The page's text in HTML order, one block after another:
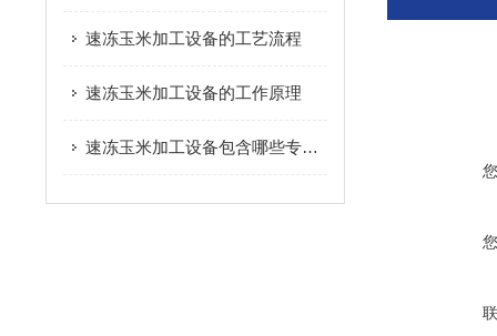
速冻玉米加工设备的工艺流程
速冻玉米加工设备的工作原理
速冻玉米加工设备包含哪些专业设备